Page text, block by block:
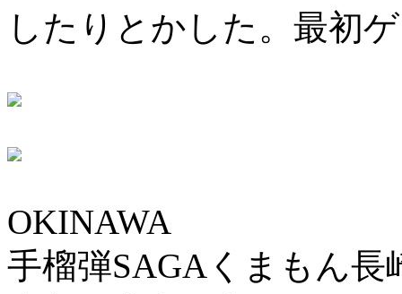
したりとかした。最初
OKINAWA
手榴弾SAGAくまもん長